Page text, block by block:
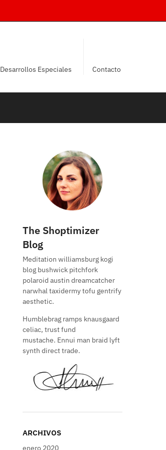
Desarrollos Especiales Contacto
The Shoptimizer
Blog
Meditation williamsburg kogi
blog bushwick pitchfork
polaroid austin dreamcatcher
narwhal taxidermy tofu gentrify
aesthetic.
Humblebrag ramps knausgaard
celiac, trust fund
mustache. Ennui man braid lyft
synth direct trade.
ARCHIVOS
enero 2020